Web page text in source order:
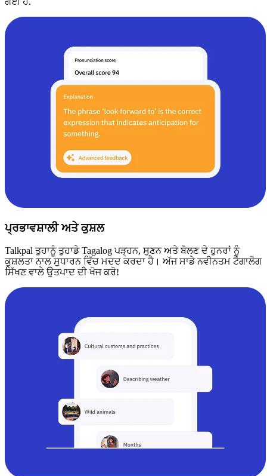
ਪ੍ਰਭਾਵਸ਼ਾਲੀ ਅਤੇ ਕੁਸ਼ਲ
Talkpal ਤੁਹਾਨੂੰ ਤੁਹਾਡੇ Tagalog ਪੜ੍ਹਨ, ਸੁਣਨ ਅਤੇ ਬੋਲਣ ਦੇ ਹੁਨਰਾਂ ਨੂੰ
ਕੁਸ਼ਲਤਾ ਨਾਲ ਸੁਧਾਰਨ ਵਿੱਚ ਮਦਦ ਕਰਦਾ ਹੈ। ਅੱਜ ਸਾਡੇ ਨਵੀਨਤਮ ਟੈਗਾਲੋਗ
ਸਿੱਖਣ ਵਾਲੇ ਉਤਪਾਦ ਦੀ ਖੋਜ ਕਰੋ!